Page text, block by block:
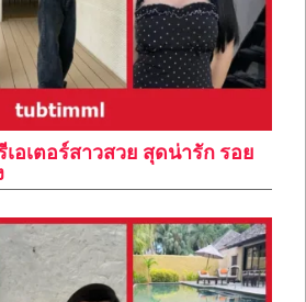
อเตอร์สาวสวย สุดน่ารัก รอย